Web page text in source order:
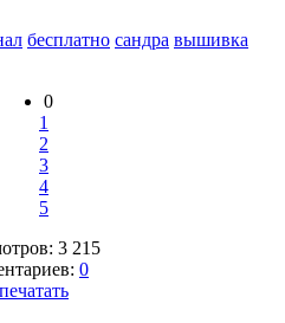
бесплатно сандра вышивка
0
1
2
3
4
5
3 215
0